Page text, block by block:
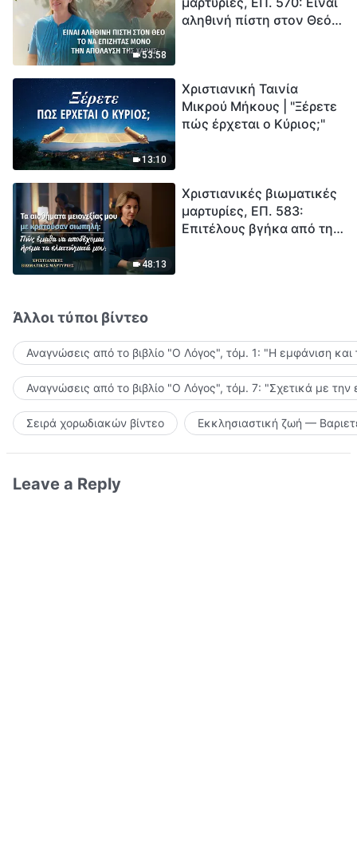
Ξεκινά η αντίστροφη
53:58
αληθινή πίστη στον Θεό
13:10
Χριστιανική Ταινία
Μικρού Μήκους | "Ξέρετε
πώς έρχεται ο Κύριος;"
48:13
Χριστιανικές βιωματικές
μαρτυρίες, ΕΠ. 583:
Επιτέλους βγήκα από τη
Άλλοι τύποι βίντεο
Αναγνώσεις από το βιβλίο "Ο Λόγος", τόμ. 1: "Η εμφάνιση
Αναγνώσεις από το βιβλίο "Ο Λόγος", τόμ. 7: "Σχετικά με την
Σειρά χορωδιακών βίντεο Εκκλησιαστική ζωή —
Leave a Reply